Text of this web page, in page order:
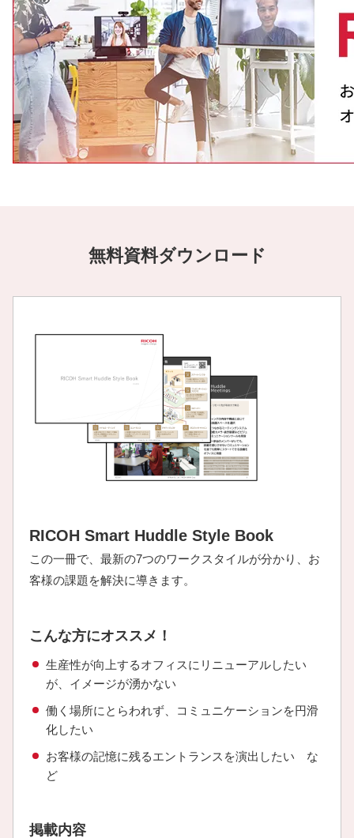
無料資料ダウンロード
RICOH Smart Huddle Style Book
この一冊で、最新の7つのワークスタイルが分かり、お
客様の課題を解決に導きます。
こんな方にオススメ！
生産性が向上するオフィスにリニューアルしたい
が、イメージが湧かない
働く場所にとらわれず、コミュニケーションを円滑
化したい
お客様の記憶に残るエントランスを演出したい な
ど
掲載内容